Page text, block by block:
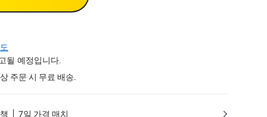
될 예정입니다.
주문 시 무료 배송.
7일 가격 매치